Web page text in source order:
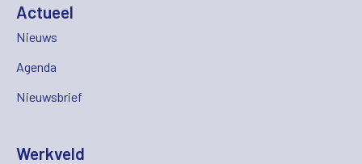
Actueel
Nieuws
Agenda
Nieuwsbrief
Werkveld